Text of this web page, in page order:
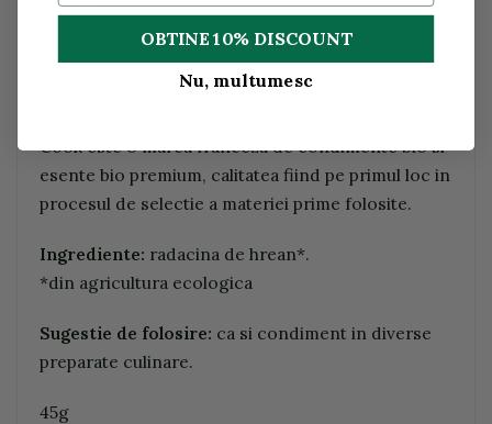
In recipient gata de utilizat (tip solnita), doar
presarati peste preparatele culinare. Dupa golire,
recipientul se poate refolosi.
Cook este o marca franceza de condimente bio si
esente bio premium, calitatea fiind pe primul loc in
procesul de selectie a materiei prime folosite.
Ingrediente: radacina de hrean*.
*din agricultura ecologica
Sugestie de folosire: ca si condiment in diverse
preparate culinare.
45g
OBTINE 10% DISCOUNT
Nu, multumesc